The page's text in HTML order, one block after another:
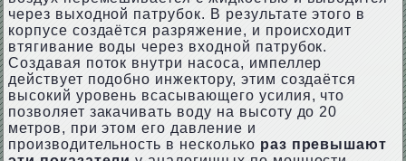
через выходной патрубок. В результате этого в
корпусе создаётся разряжение, и происходит
втягивание воды через входной патрубок.
Создавая поток внутри насоса, импеллер
действует подобно инжектору, этим создаётся
высокий уровень всасывающего усилия, что
позволяет закачивать воду на высоту до 20
метров, при этом его давление и
производительность в несколько раз превышают